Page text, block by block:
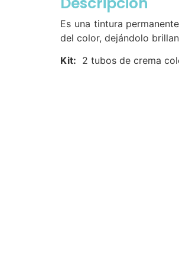
Es una tintura
del color, dejándolo
Kit: 2 tubos de crema